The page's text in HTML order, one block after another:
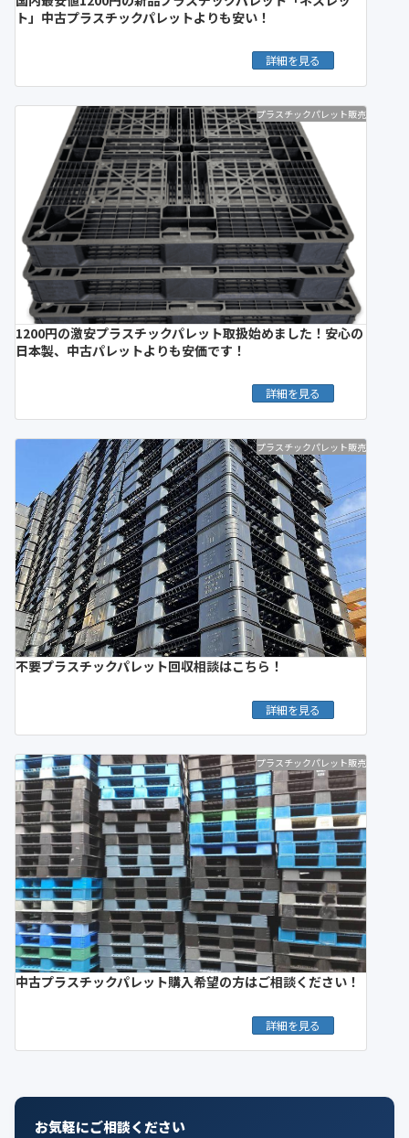
ト」中古プラスチックパレットよりも安い！
詳細を見る
プラスチックパレット販売
1200円の激安プラスチックパレット取扱始めました！安心の
日本製、中古パレットよりも安価です！
詳細を見る
プラスチックパレット販売
不要プラスチックパレット回収相談はこちら！
詳細を見る
プラスチックパレット販売
中古プラスチックパレット購入希望の方はご相談ください！
詳細を見る
お気軽にご相談ください